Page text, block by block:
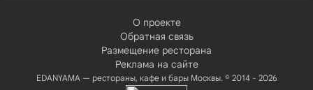
О проекте
Обратная связь
Размещение ресторана
Реклама на сайте
EDANYAMA — рестораны, кафе и бары Москвы. © 2014 - 2026